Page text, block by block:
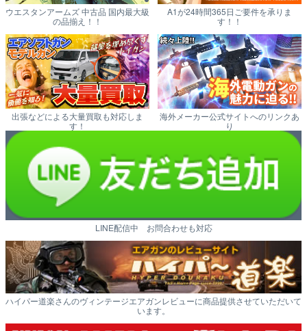
ウエスタンアームズ 中古品 国内最大級
の品揃え！！
A1が24時間365日ご要件を承りま
す！！
出張などによる大量買取も対応しま
す！
海外メーカー公式サイトへのリンクあ
り
LINE配信中 お問合わせも対応
ハイパー道楽さんのヴィンテージエアガンレビューに商品提供させていただいて
います。